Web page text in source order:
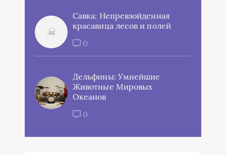
Савка: Непревзойденная
красавица лесов и полей
0
Дельфины: Умнейшие
Животные Мировых
Океанов
0